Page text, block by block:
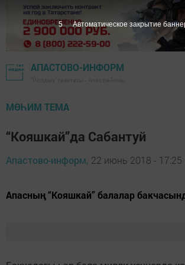
АПАСТОВО-ИНФОРМ
МӨҺИМ ТЕМА
“Кояшкай”да Сабантуй
Апастово-информ, 22 июнь 2018 - 17:25
Апасның “Кояшкай” балалар
4 Автоматическое закрытие